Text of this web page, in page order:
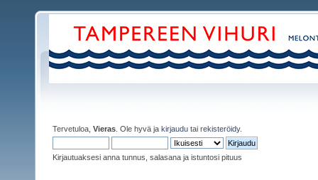
Tervetuloa, Vieras . Ole hyvä ja kirjaudu tai rekisteröidy.
Kirjautuaksesi anna tunnus, salasana ja istuntosi pituus